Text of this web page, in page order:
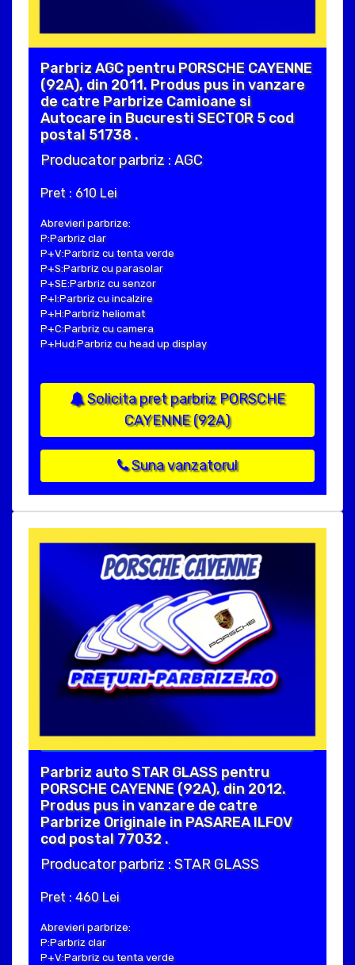
Parbriz AGC pentru PORSCHE CAYENNE
(92A), din 2011. Produs pus in vanzare
de catre Parbrize Camioane si
Autocare in Bucuresti SECTOR 5 cod
postal 51738 .
Producator parbriz : AGC
Pret : 610 Lei
Abrevieri parbrize:
P:Parbriz clar
P+V:Parbriz cu tenta verde
P+S:Parbriz cu parasolar
P+SE:Parbriz cu senzor
P+I:Parbriz cu incalzire
P+H:Parbriz heliomat
P+C:Parbriz cu camera
P+Hud:Parbriz cu head up display
Solicita pret parbriz PORSCHE
CAYENNE (92A)
Suna vanzatorul
Parbriz auto STAR GLASS pentru
PORSCHE CAYENNE (92A), din 2012.
Produs pus in vanzare de catre
Parbrize Originale in PASAREA ILFOV
cod postal 77032 .
Producator parbriz : STAR GLASS
Pret : 460 Lei
Abrevieri parbrize:
P:Parbriz clar
P+V:Parbriz cu tenta verde